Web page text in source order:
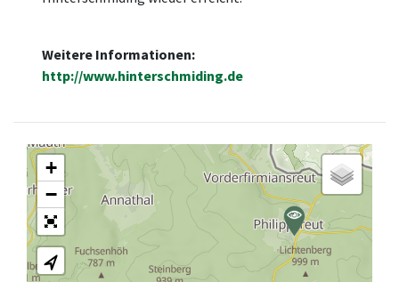
Weitere Informationen:
http://www.hinterschmiding.de
+
−